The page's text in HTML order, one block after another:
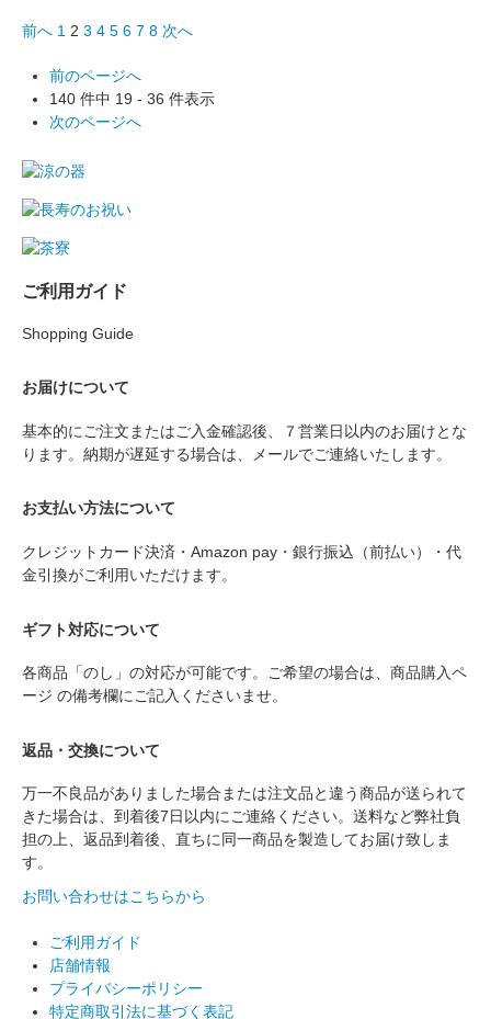
前へ 1 2 3 4 5 6 7 8 次へ
前のページへ
140 件中 19 - 36 件表示
次のページへ
ご利用ガイド
Shopping Guide
お届けについて
基本的にご注文またはご入金確認後、７営業日以内のお届けとな
ります。納期が遅延する場合は、メールでご連絡いたします。
お支払い方法について
クレジットカード決済・Amazon pay・銀行振込（前払い）・代
金引換がご利用いただけます。
ギフト対応について
各商品「のし」の対応が可能です。ご希望の場合は、商品購入ペ
ージ の備考欄にご記入くださいませ。
返品・交換について
万一不良品がありました場合または注文品と違う商品が送られて
きた場合は、到着後7日以内にご連絡ください。送料など弊社負
担の上、返品到着後、直ちに同一商品を製造してお届け致しま
す。
お問い合わせはこちらから
ご利用ガイド
店舗情報
プライバシーポリシー
特定商取引法に基づく表記